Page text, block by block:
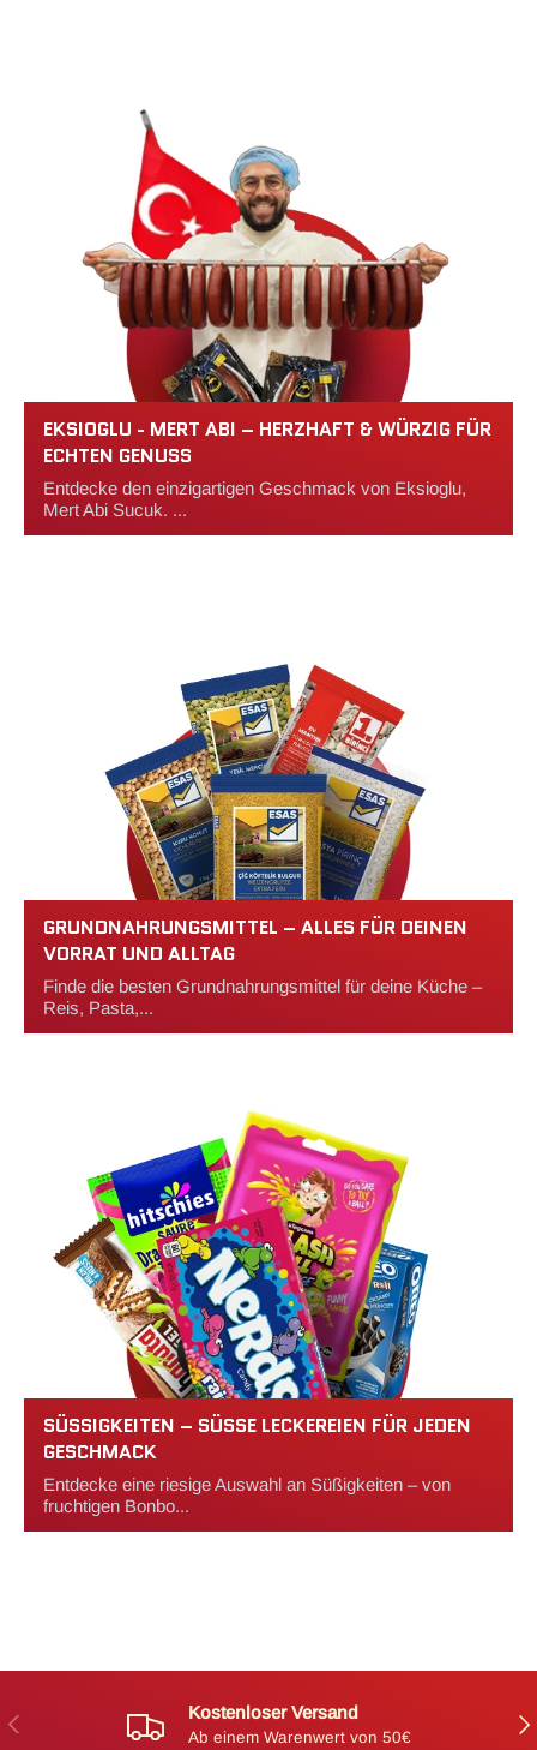
EKSIOGLU - MERT ABI – HERZHAFT & WÜRZIG FÜR
ECHTEN GENUSS
Entdecke den einzigartigen Geschmack von Eksioglu,
Mert Abi Sucuk. ...
GRUNDNAHRUNGSMITTEL – ALLES FÜR DEINEN
VORRAT UND ALLTAG
Finde die besten Grundnahrungsmittel für deine Küche –
Reis, Pasta,...
SÜSSIGKEITEN – SÜSSE LECKEREIEN FÜR JEDEN GE
SCHMACK
Entdecke eine riesige Auswahl an Süßigkeiten – von
fruchtigen Bonbo...
Vorherige Kostenloser Versand
Ab einem Warenwert von 50€